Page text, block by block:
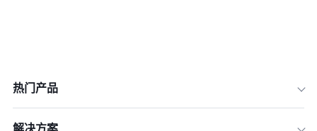
热门产品